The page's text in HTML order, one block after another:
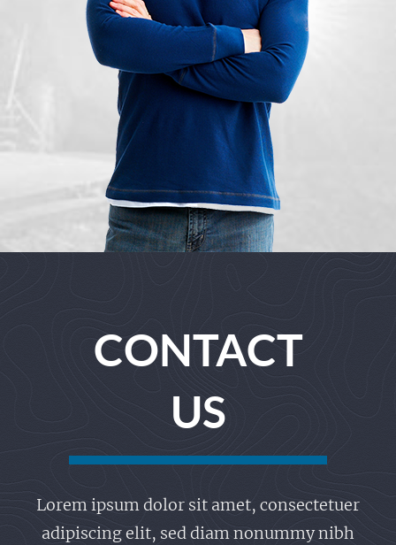
CONTACT
US
Lorem ipsum dolor sit amet, consectetuer
adipiscing elit, sed diam nonummy nibh